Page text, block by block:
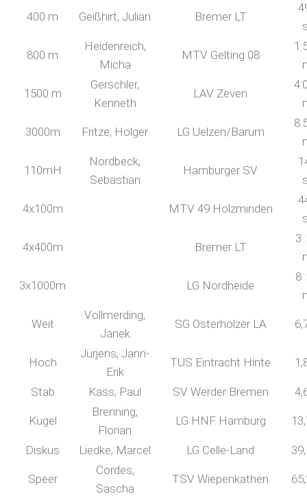
400 m Geißhirt, Julian Bremer LT
800 m
Heidenreich,
Micha
MTV Gelting 08
1500 m
Gerschler,
Kenneth
LAV Zeven
3000m Fritze, Holger LG Uelzen/Barum
110mH
Nordbeck,
Sebastian
Hamburger SV
4x100m MTV 49 Holzminden
4x400m Bremer LT
3
3x1000m LG Nordheide
8
Weit
Vollmerding,
Janek
SG Osterholzer LA
Hoch
Jürjens, Jann-
Erik
TUS Eintracht Hinte
Stab Kass, Paul SV Werder Bremen
Kugel
Brenning,
Florian
LG HNF Hamburg
Diskus Liedke, Marcel LG Celle-Land
Speer
Cordes,
Sascha
TSV Wiepenkathen